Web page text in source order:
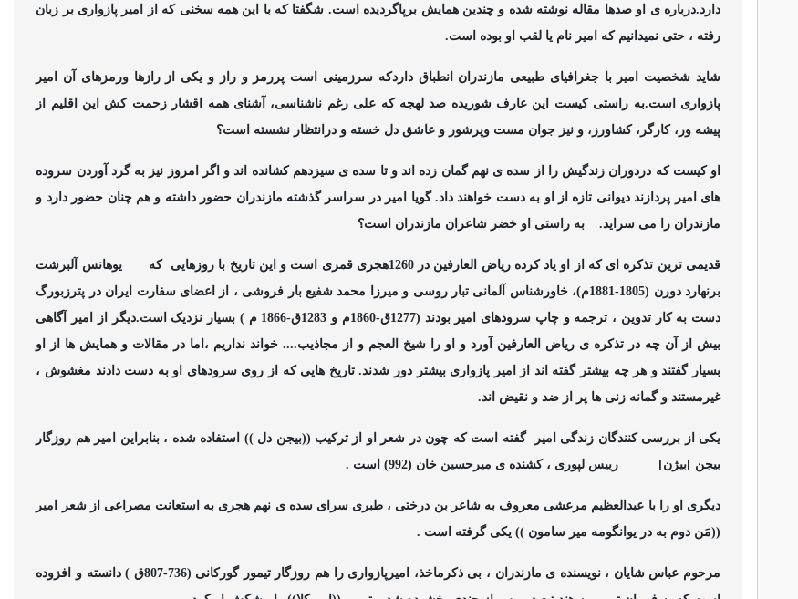
دارد.درباره ی او صدها مقاله نوشته شده و چندین همایش برپاگردیده است. شگفتا که با این همه سخنی که از امیر پازواری بر زبان
رفته ، حتی نمیدانیم که امیر نام یا لقب او بوده است.
شاید شخصیت امیر با جغرافیای طبیعی مازندران انطباق داردکه سرزمینی است پررمز و راز و یکی از رازها ورمزهای آن امیر
پازواری است.به راستی کیست این عارف شوریده صد لهجه که علی رغم ناشناسی، آشنای همه اقشار زحمت کش این اقلیم از
پیشه ور، کارگر، کشاورز، و نیز جوان مست وپرشور و عاشق دل خسته و درانتظار نشسته است؟
او کیست که دردوران زندگیش را از سده ی نهم گمان زده اند و تا سده ی سیزدهم کشانده اند و اگر امروز نیز به گرد آوردن سروده
های امیر پردازند دیوانی تازه از او به دست خواهند داد. گویا امیر در سراسر گذشته مازندران حضور داشته و هم چنان حضور دارد و
مازندران را می سراید.
به راستی او خضر شاعران مازندران است؟
قدیمی ترین تذکره ای که از او یاد کرده ریاض العارفین در 1260هجری قمری است و این تاریخ با روزهایی که
یوهانس آلبرشت
برنهارد دورن (1805-1881م)، خاورشناس آلمانی تبار روسی و میرزا محمد شفیع بار فروشی ، از اعضای سفارت ایران در پترزبورگ
دست به کار تدوین ، ترجمه و چاپ سرودهای امیر بودند (1277ق-1860م و 1283ق-1866 م ) بسیار نزدیک است.دیگر از امیر آگاهی
بیش از آن چه در تذکره ی ریاض العارفین آورد و او را شیخ العجم و از مجاذیب.... خواند نداریم ،اما در مقالات و همایش ها از او
بسیار گفتند و هر چه بیشتر گفته اند از امیر پازواری بیشتر دور شدند. تاریخ هایی که از روی سرودهای او به دست دادند مغشوش ،
غیرمستند و گمانه زنی ها پر از ضد و نقیض اند.
یکی از بررسی کنندگان زندگی امیر
گفته است که چون در شعر او از ترکیب ((بیجن دل )) استفاده شده ، بنابراین امیر هم روزگار
بیجن ‍‍‍]بی‍ژن]
رییس لپوری ، کشنده ی میرحسین خان (992) است .
دیگری او را با عبدالعظیم مرعشی معروف به شاعر بن درختی ، طبری سرای سده ی نهم هجری به استعانت مصراعی از شعر امیر
((مَن دوم به در یوانگومه میر سامون )) یکی گرفته است .
مرحوم عباس شایان ، نویسنده ی مازندران ، بی ذکرماخذ، امیرپازواری را هم روزگار تیمور گورکانی (736-807ق ) دانسته و افزوده